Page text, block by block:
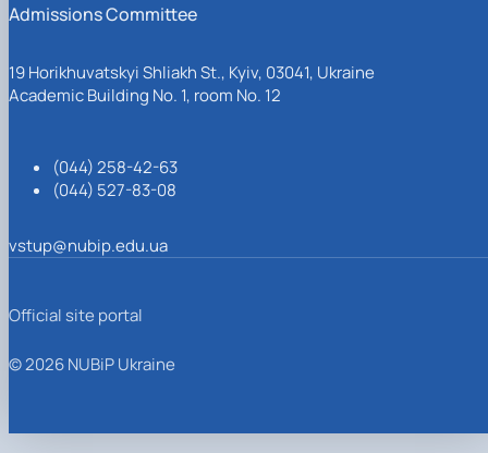
Admissions Committee
19 Horikhuvatskyi Shliakh St., Kyiv, 03041, Ukraine
Academic Building No. 1, room No. 12
(044) 258-42-63
(044) 527-83-08
vstup@nubip.edu.ua
Official site portal
© 2026 NUBiP Ukraine